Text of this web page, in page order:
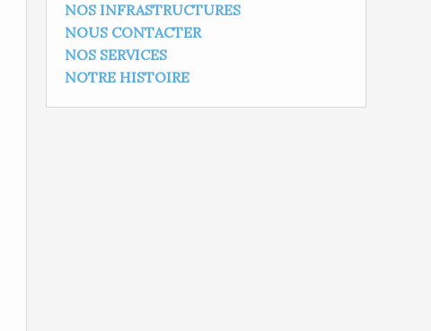
NOS INFRASTRUCTURES
NOUS CONTACTER
NOS SERVICES
NOTRE HISTOIRE